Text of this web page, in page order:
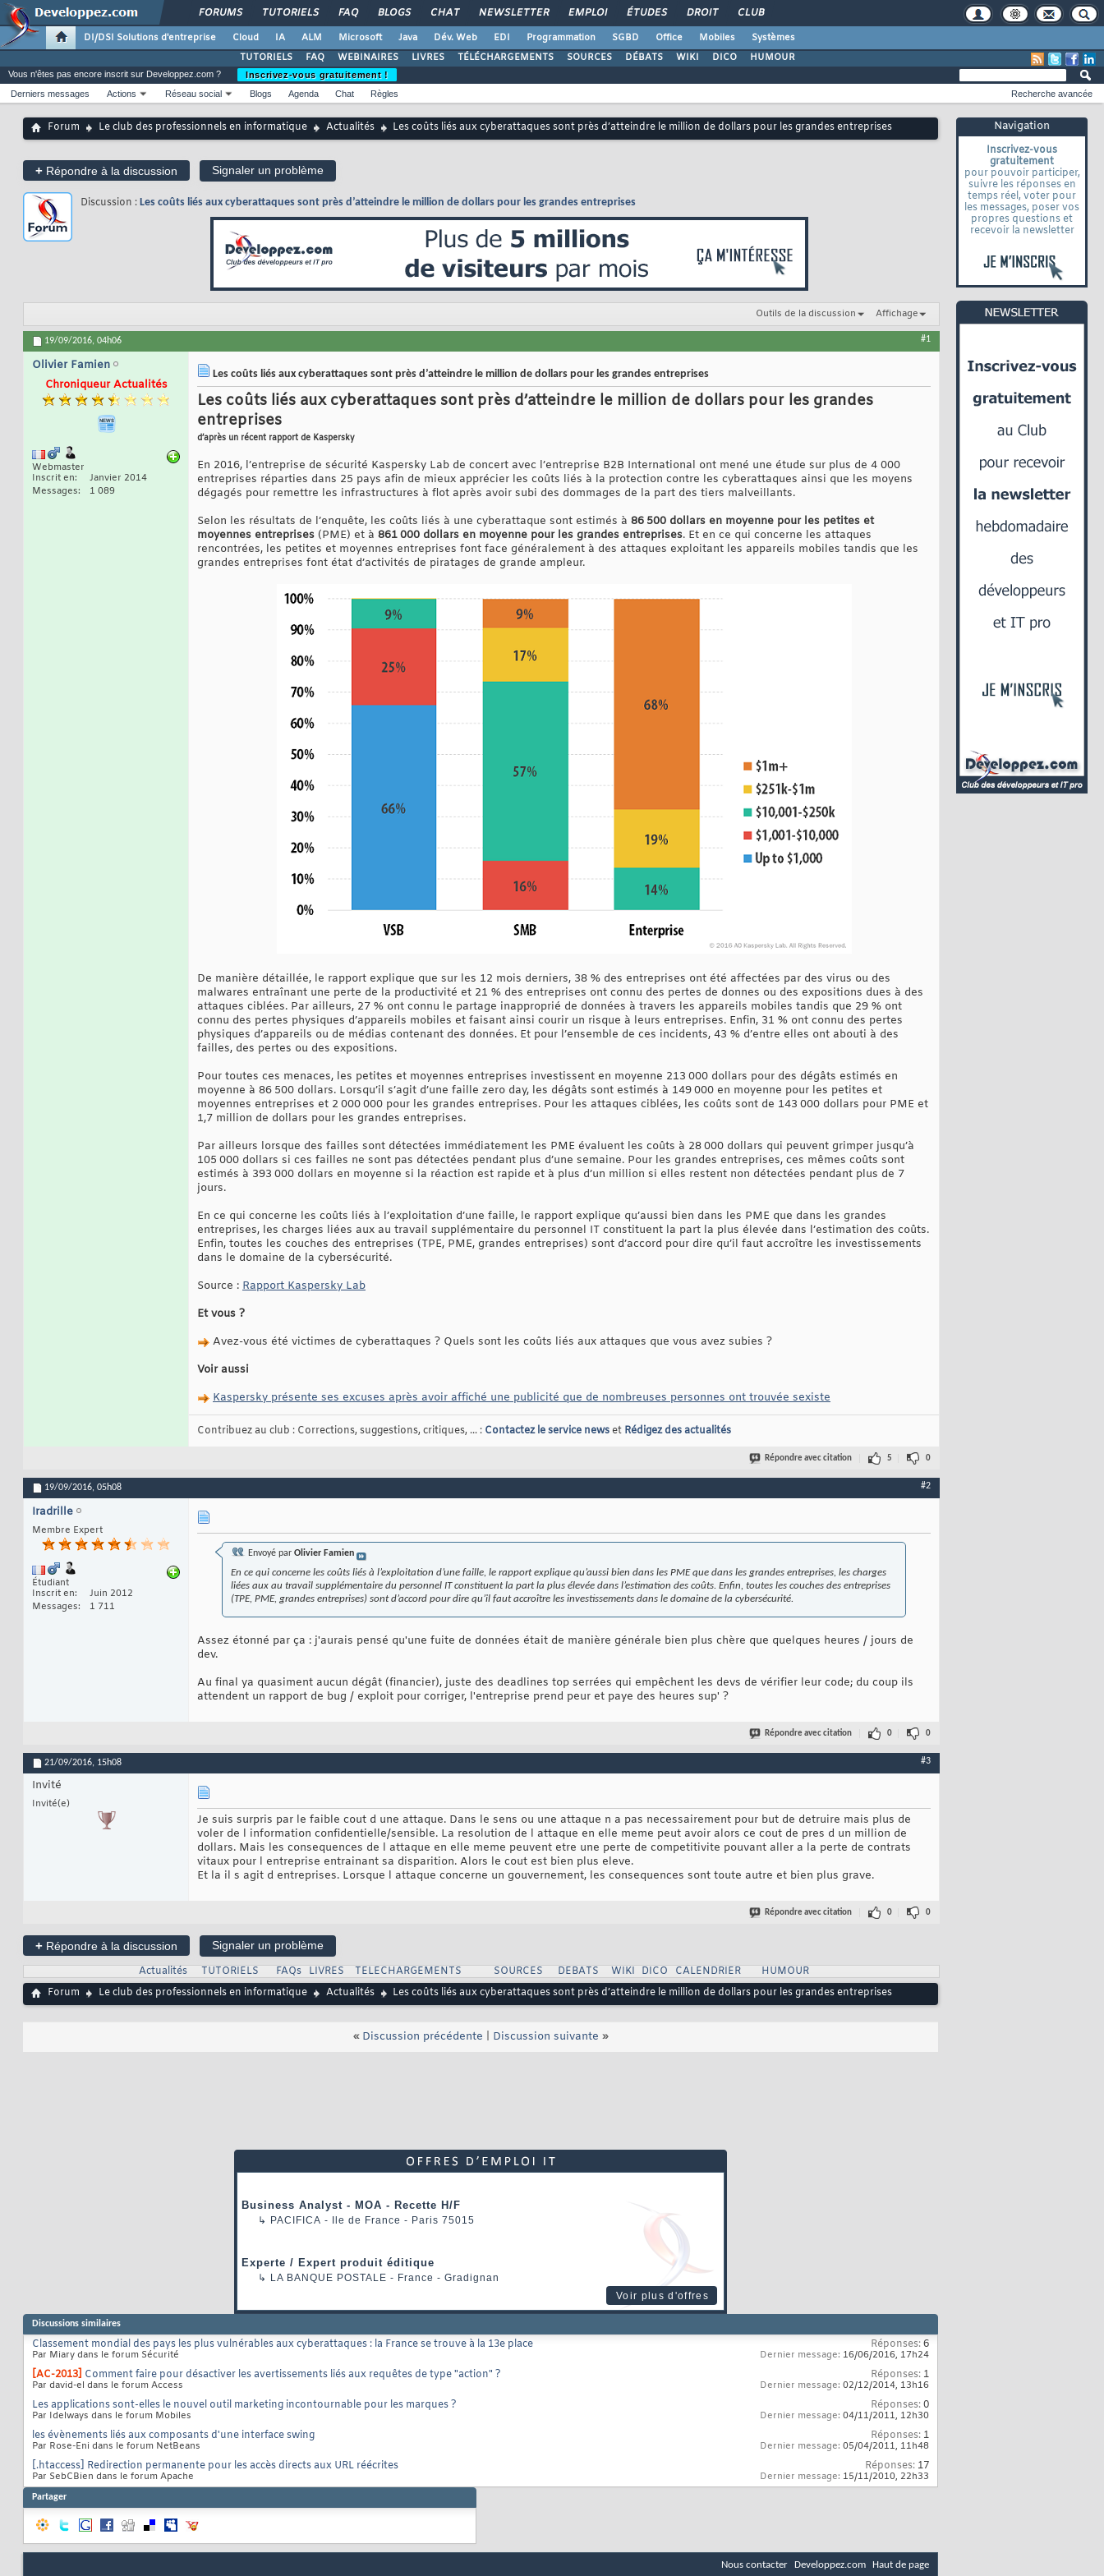
FORUMS TUTORIELS FAQ BLOGS CHAT NEWSLETTER EMPLOI ÉTUDES DROIT CLUB
DI/DSI Solutions d'entreprise Cloud IA ALM Microsoft Java Dév. Web EDI Programmation SGBD Office Mobiles
Systèmes
TUTORIELS
FAQ WEBINAIRES LIVRES TÉLÉCHARGEMENTS SOURCES DÉBATS WIKI DICO HUMOUR
Navigation
Inscrivez-vous
gratuitement
pour pouvoir participer,
suivre les réponses en
temps réel, voter pour
les messages, poser vos
propres questions et
recevoir la newsletter
Vous n'êtes pas encore inscrit sur Developpez.com ?
Inscrivez-vous gratuitement !
Derniers messages
Actions Réseau social Blogs Agenda Chat Règles Recherche avancée
Forum Le club des professionnels en informatique Actualités Les coûts liés aux cyberattaques sont près d’atteindre le million de dollars pour les grandes entreprises
+ Répondre à la discussion Signaler un problème
Discussion : Les coûts liés aux cyberattaques sont près d’atteindre le million de dollars pour les grandes entreprises
Outils de la discussion Affichage
19/09/2016, 04h06 #1
Olivier Famien
Chroniqueur Actualités
Webmaster
Inscrit en
Janvier 2014
Messages
1 089
Les coûts liés aux cyberattaques sont près d’atteindre le million de dollars pour les grandes entreprises
Les coûts liés aux cyberattaques sont près d’atteindre le million de dollars pour les grandes
entreprises
d’après un récent rapport de Kaspersky
En 2016, l’entreprise de sécurité Kaspersky Lab de concert avec l’entreprise B2B International ont mené une étude sur plus de 4 000
entreprises réparties dans 25 pays afin de mieux apprécier les coûts liés à la protection contre les cyberattaques ainsi que les moyens
dégagés pour remettre les infrastructures à flot après avoir subi des dommages de la part des tiers malveillants.
Selon les résultats de l’enquête, les coûts liés à une cyberattaque sont estimés à 86 500 dollars en moyenne pour les petites et
moyennes entreprises (PME) et à 861 000 dollars en moyenne pour les grandes entreprises. Et en ce qui concerne les attaques
rencontrées, les petites et moyennes entreprises font face généralement à des attaques exploitant les appareils mobiles tandis que les
grandes entreprises font état d’activités de piratages de grande ampleur.
De manière détaillée, le rapport explique que sur les 12 mois derniers, 38 % des entreprises ont été affectées par des virus ou des
malwares entraînant une perte de la productivité et 21 % des entreprises ont connu des pertes de donnes ou des expositions dues à des
attaques ciblées. Par ailleurs, 27 % ont connu le partage inapproprié de données à travers les appareils mobiles tandis que 29 % ont
connu des pertes physiques d’appareils mobiles et faisant ainsi courir un risque à leurs entreprises. Enfin, 31 % ont connu des pertes
physiques d’appareils ou de médias contenant des données. Et pour l’ensemble de ces incidents, 43 % d’entre elles ont abouti à des
failles, des pertes ou des expositions.
Pour toutes ces menaces, les petites et moyennes entreprises investissent en moyenne 213 000 dollars pour des dégâts estimés en
moyenne à 86 500 dollars. Lorsqu’il s’agit d’une faille zero day, les dégâts sont estimés à 149 000 en moyenne pour les petites et
moyennes entreprises et 2 000 000 pour les grandes entreprises. Pour les attaques ciblées, les coûts sont de 143 000 dollars pour PME et
1,7 million de dollars pour les grandes entreprises.
Par ailleurs lorsque des failles sont détectées immédiatement les PME évaluent les coûts à 28 000 dollars qui peuvent grimper jusqu’à
105 000 dollars si ces failles ne sont pas détectées pendant plus d’une semaine. Pour les grandes entreprises, ces mêmes coûts sont
estimés à 393 000 dollars en moyenne si la réaction est rapide et à plus d’un million si elles restent non détectées pendant plus de 7
jours.
En ce qui concerne les coûts liés à l’exploitation d’une faille, le rapport explique qu’aussi bien dans les PME que dans les grandes
entreprises, les charges liées aux au travail supplémentaire du personnel IT constituent la part la plus élevée dans l’estimation des coûts.
Enfin, toutes les couches des entreprises (TPE, PME, grandes entreprises) sont d’accord pour dire qu’il faut accroître les investissements
dans le domaine de la cybersécurité.
Source : Rapport Kaspersky Lab
Et vous ?
Avez-vous été victimes de cyberattaques ? Quels sont les coûts liés aux attaques que vous avez subies ?
Voir aussi
Kaspersky présente ses excuses après avoir affiché une publicité que de nombreuses personnes ont trouvée sexiste
Contribuez au club : Corrections, suggestions, critiques, ... : Contactez le service newset Rédigez des actualités
Répondre avec citation 5 0
19/09/2016, 05h08 #2
Iradrille
Membre Expert
Étudiant
Inscrit en
Juin 2012
Messages
1 711
Envoyé par Olivier Famien
En ce qui concerne les coûts liés à l’exploitation d’une faille, le rapport explique qu’aussi bien dans les PME que dans les grandes entreprises, les charges
liées aux au travail supplémentaire du personnel IT constituent la part la plus élevée dans l’estimation des coûts. Enfin, toutes les couches des entreprises
(TPE, PME, grandes entreprises) sont d’accord pour dire qu’il faut accroître les investissements dans le domaine de la cybersécurité.
Assez étonné par ça : j'aurais pensé qu'une fuite de données était de manière générale bien plus chère que quelques heures / jours de
dev.
Au final ya quasiment aucun dégât (financier), juste des deadlines top serrées qui empêchent les devs de vérifier leur code; du coup ils
attendent un rapport de bug / exploit pour corriger, l'entreprise prend peur et paye des heures sup' ?
Répondre avec citation 0 0
21/09/2016, 15h08 #3
Invité
Invité(e)
Je suis surpris par le faible cout d une attaque. Dans le sens ou une attaque n a pas necessairement pour but de detruire mais plus de
voler de l information confidentielle/sensible. La resolution de l attaque en elle meme peut avoir alors ce cout de pres d un million de
dollars. Mais les consequences de l attaque en elle meme peuvent etre une perte de competitivite pouvant aller a la perte de contrats
vitaux pour l entreprise entrainant sa disparition. Alors le cout est bien plus eleve.
Et la il s agit d entreprises. Lorsque l attaque concerne un gouvernement, les consequences sont toute autre et bien plus grave.
Répondre avec citation 0 0
+ Répondre à la discussion
Signaler un problème
Actualités
TUTORIELS FAQs LIVRES TELECHARGEMENTS SOURCES DEBATS WIKI DICO CALENDRIER
HUMOUR
Forum
Le club des professionnels en informatique Actualités Les coûts liés aux cyberattaques sont près d’atteindre le million de dollars pour les grandes entreprises
« Discussion précédente Discussion suivante »
Business Analyst - MOA - Recette H/F
↳ PACIFICA - Ile de France - Paris 75015
Experte / Expert produit éditique
↳ LA BANQUE POSTALE - France - Gradignan
Voir plus d'offres
Discussions similaires
Classement mondial des pays les plus vulnérables aux cyberattaques : la France se trouve à la 13e place
Par Miary dans le forum Sécurité
Réponses:6
Dernier message: 16/06/2016, 17h24
[AC-2013] Comment faire pour désactiver les avertissements liés aux requêtes de type "action" ?
Par david-el dans le forum Access
Réponses: 1
Dernier message: 02/12/2014, 13h16
Les applications sont-elles le nouvel outil marketing incontournable pour les marques ?
Par Idelways dans le forum Mobiles
Réponses:0
Dernier message: 04/11/2011, 12h30
les évènements liés aux composants d'une interface swing
Par Rose-Eni dans le forum NetBeans
Réponses: 1
Dernier message: 05/04/2011, 11h48
[.htaccess] Redirection permanente pour les accès directs aux URL réécrites
Par SebCBien dans le forum Apache
Réponses: 17
Dernier message: 15/11/2010, 22h33
Partager
Nous contacter Developpez.com Haut de page